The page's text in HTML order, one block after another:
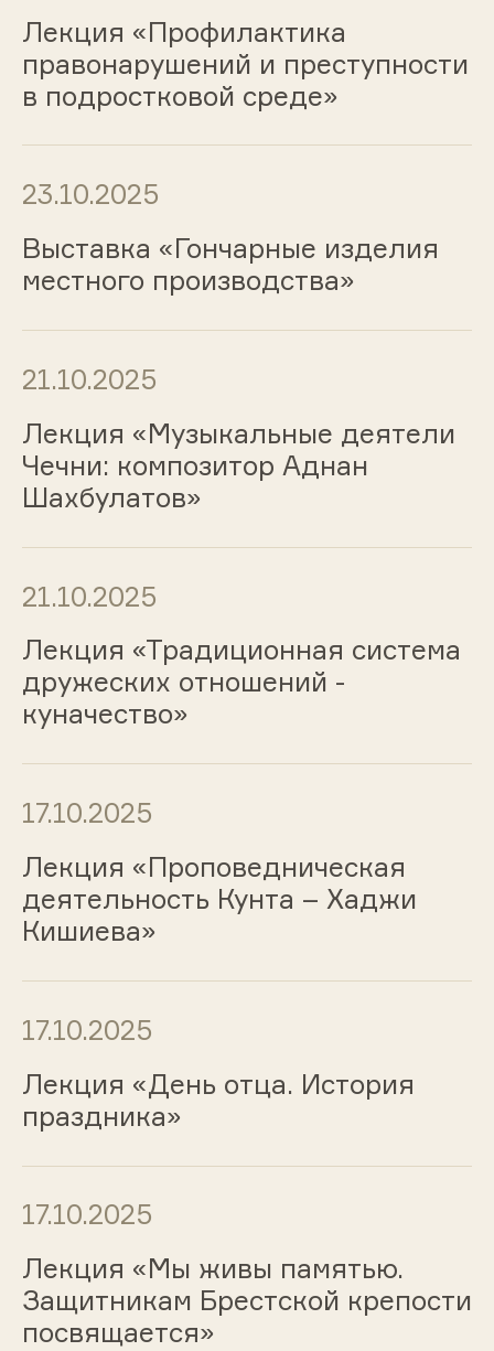
Лекция «Профилактика
правонарушений и преступности
в подростковой среде»
23.10.2025
Выставка «Гончарные изделия
местного производства»
21.10.2025
Лекция «Музыкальные деятели
Чечни: композитор Аднан
Шахбулатов»
21.10.2025
Лекция «Традиционная система
дружеских отношений -
куначество»
17.10.2025
Лекция «Проповедническая
деятельность Кунта – Хаджи
Кишиева»
17.10.2025
Лекция «День отца. История
праздника»
17.10.2025
Лекция «Мы живы памятью.
Защитникам Брестской крепости
посвящается»